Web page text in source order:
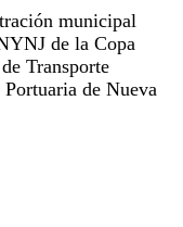
municipal
de la Copa
Transporte
de Nueva